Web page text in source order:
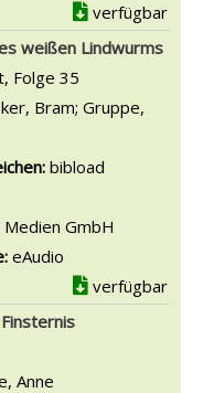
verfügbar
weißen Lindwurms
Folge 35
Bram; Gruppe,
bibload
Medien GmbH
eAudio
verfügbar
Anne